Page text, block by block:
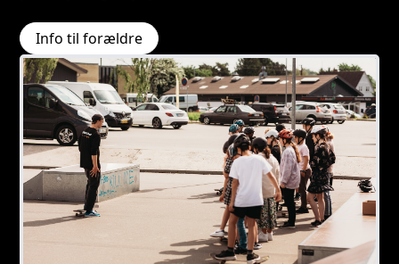
Info til forældre